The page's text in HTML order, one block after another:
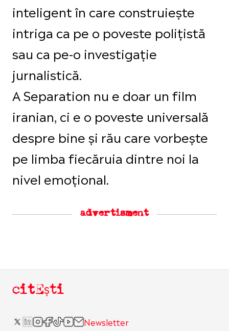
inteligent în care construiește
intriga ca pe o poveste polițistă
sau ca pe-o investigație
jurnalistică.
A Separation nu e doar un film
iranian, ci e o poveste universală
despre bine și rău care vorbește
pe limba fiecăruia dintre noi la
nivel emoțional.
advertisment
citEști
Newsletter